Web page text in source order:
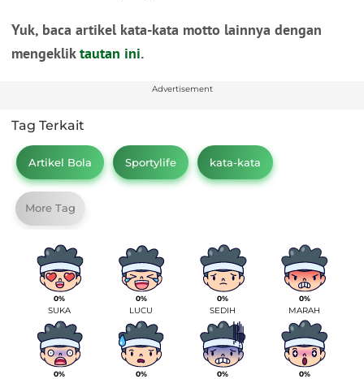
Yuk, baca artikel kata-kata motto lainnya dengan
mengekliktautan ini.
Advertisement
Tag Terkait
Artikel Bola Sportylife kata-kata
More Tag
0%
SUKA
0%
LUCU
0%
SEDIH
0%
MARAH
0% 0% 0% 0%